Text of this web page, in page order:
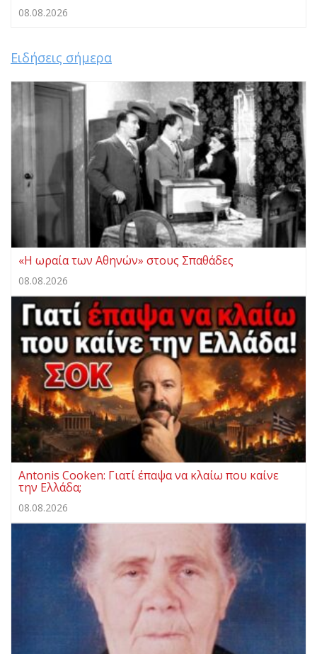
08.08.2026
Ειδήσεις σήμερα
«Η ωραία των Αθηνών» στους Σπαθάδες
08.08.2026
Antonis Cooken: Γιατί έπαψα να κλαίω που καίνε
την Ελλάδα;
08.08.2026